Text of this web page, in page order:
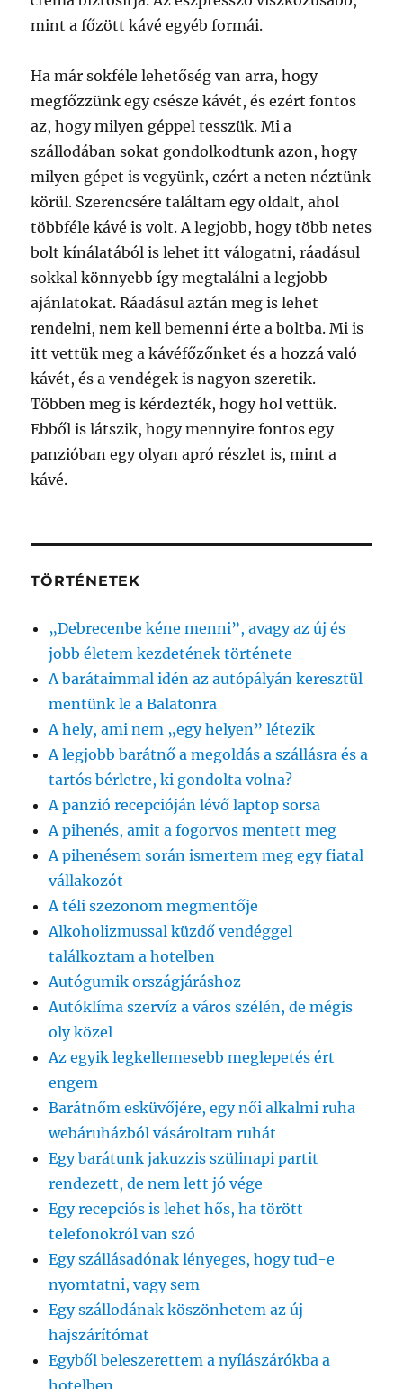
mint a főzött kávé egyéb formái.
Ha már sokféle lehetőség van arra, hogy
megfőzzünk egy csésze kávét, és ezért fontos
az, hogy milyen géppel tesszük. Mi a
szállodában sokat gondolkodtunk azon, hogy
milyen gépet is vegyünk, ezért a neten néztünk
körül. Szerencsére találtam egy oldalt, ahol
többféle kávé is volt. A legjobb, hogy több netes
bolt kínálatából is lehet itt válogatni, ráadásul
sokkal könnyebb így megtalálni a legjobb
ajánlatokat. Ráadásul aztán meg is lehet
rendelni, nem kell bemenni érte a boltba. Mi is
itt vettük meg a kávéfőzőnket és a hozzá való
kávét, és a vendégek is nagyon szeretik.
Többen meg is kérdezték, hogy hol vettük.
Ebből is látszik, hogy mennyire fontos egy
panzióban egy olyan apró részlet is, mint a
kávé.
TÖRTÉNETEK
„Debrecenbe kéne menni”, avagy az új és
jobb életem kezdetének története
A barátaimmal idén az autópályán keresztül
mentünk le a Balatonra
A hely, ami nem „egy helyen” létezik
A legjobb barátnő a megoldás a szállásra és a
tartós bérletre, ki gondolta volna?
A panzió recepcióján lévő laptop sorsa
A pihenés, amit a fogorvos mentett meg
A pihenésem során ismertem meg egy fiatal
vállakozót
A téli szezonom megmentője
Alkoholizmussal küzdő vendéggel
találkoztam a hotelben
Autógumik országjáráshoz
Autóklíma szervíz a város szélén, de mégis
oly közel
Az egyik legkellemesebb meglepetés ért
engem
Barátnőm esküvőjére, egy női alkalmi ruha
webáruházból vásároltam ruhát
Egy barátunk jakuzzis szülinapi partit
rendezett, de nem lett jó vége
Egy recepciós is lehet hős, ha törött
telefonokról van szó
Egy szállásadónak lényeges, hogy tud-e
nyomtatni, vagy sem
Egy szállodának köszönhetem az új
hajszárítómat
Egyből beleszerettem a nyílászárókba a
hotelben